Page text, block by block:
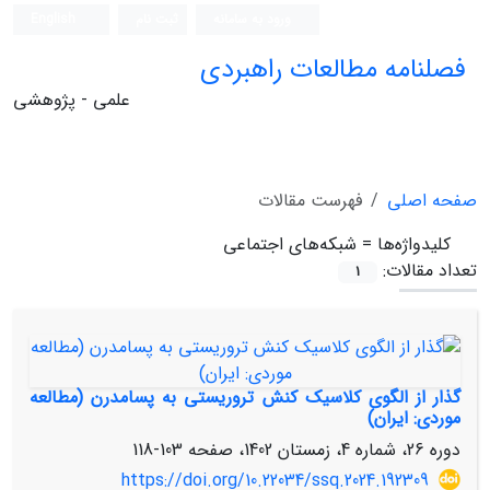
فصلنامه مطالعات راهبردی
علمی - پژوهشی
صفحه اصلی
فهرست مقالات
کلیدواژه‌ها = شبکه‏‌های اجتماعی
تعداد مقالات:
1
گذار از الگوی کلاسیک کنش تروریستی به پسامدرن (مطالعه
موردی: ایران)
دوره 26، شماره 4، زمستان 1402، صفحه
103-118
https://doi.org/10.22034/ssq.2024.192309